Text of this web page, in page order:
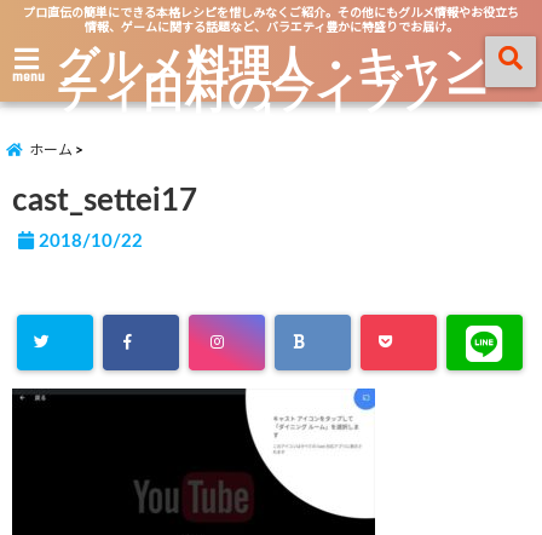
プロ直伝の簡単にできる本格レシピを惜しみなくご紹介。その他にもグルメ情報やお役立ち
情報、ゲームに関する話題など、バラエティ豊かに特盛りでお届け。
menu グルメ料理人・キャン
ティ田村のライブノー
ト
ホーム
cast_settei17
2018/10/22